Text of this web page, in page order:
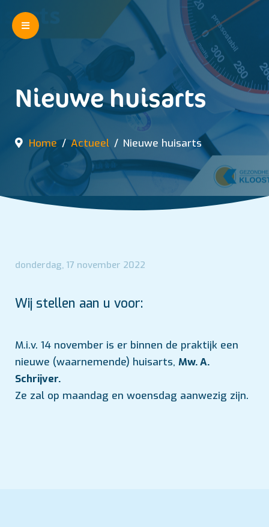
Nieuwe huisarts
Home Actueel Nieuwe huisarts
donderdag, 17 november 2022
Wij stellen aan u voor:
M.i.v. 14 november is er binnen de praktijk een
nieuwe (waarnemende) huisarts, Mw. A.
Schrijver.
Ze zal op maandag en woensdag aanwezig zijn.